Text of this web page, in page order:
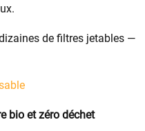
de filtres jetables —
bio et zéro déchet